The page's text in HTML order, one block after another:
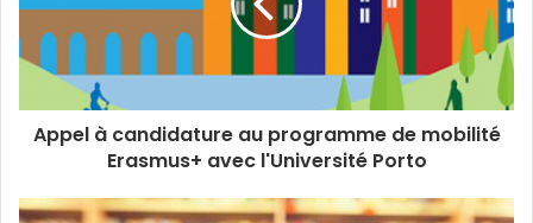
Appel à candidature au programme de mobilité
Erasmus+ avec l'Université Porto